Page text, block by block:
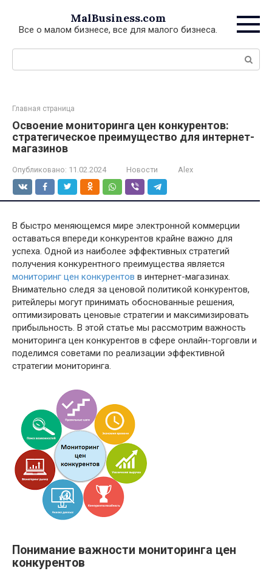
контенту
MalBusiness.com
Все о малом бизнесе, все для малого бизнеса.
Поиск:
Главная страница
Освоение мониторинга цен конкурентов:
стратегическое преимущество для интернет-
магазинов
Опубликовано: 11.02.2024 Новости Alex
В быстро меняющемся мире электронной коммерции
оставаться впереди конкурентов крайне важно для
успеха. Одной из наиболее эффективных стратегий
получения конкурентного преимущества является
мониторинг цен конкурентов в интернет-магазинах.
Внимательно следя за ценовой политикой конкурентов,
ритейлеры могут принимать обоснованные решения,
оптимизировать ценовые стратегии и максимизировать
прибыльность. В этой статье мы рассмотрим важность
мониторинга цен конкурентов в сфере онлайн-торговли и
поделимся советами по реализации эффективной
стратегии мониторинга.
Понимание важности мониторинга цен
конкурентов